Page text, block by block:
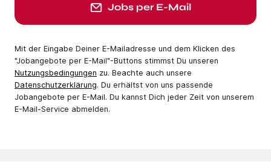
Jobs per E-Mail
Mit der Eingabe Deiner E-Mail­adresse und dem Klicken des
"Jobangebote per E-Mail"-Buttons stimmst Du unseren
Nutzungsbedingungen zu. Beachte auch unsere
Datenschutzerklärung. Du erhältst von uns passende
Jobangebote per E-Mail. Du kannst Dich jeder Zeit von unserem
E-Mail-Service abmelden.